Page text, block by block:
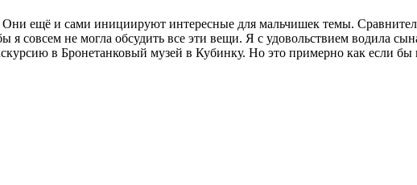
Они ещё и сами инициируют интересные для мальчишек темы.
я совсем не могла обсудить все эти вещи. Я с удовольствием водила
в Бронетанковый музей в Кубинку. Но это примерно как если